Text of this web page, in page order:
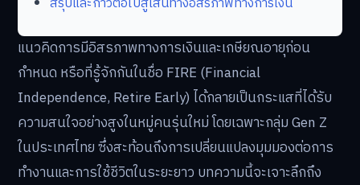
แนวคิดการมีอิสรภาพทางการเงินและเกษียณอายุก่อน
กำหนด หรือที่รู้จักกันในชื่อ FIRE (Financial
Independence, Retire Early) ได้กลายเป็นกระแสที่ได้รับ
ความสนใจอย่างสูงในหมู่คนรุ่นใหม่ โดยเฉพาะกลุ่ม Gen Z
ในประเทศไทย ซึ่งสะท้อนถึงการเปลี่ยนแปลงมุมมองต่อการ
ทำงานและการใช้ชีวิตในระยะยาว บทความนี้จะเจาะลึกถึง